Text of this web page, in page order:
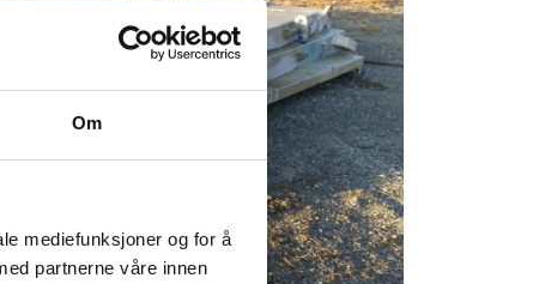
Om
mediefunksjoner og for å
partnerne våre innen